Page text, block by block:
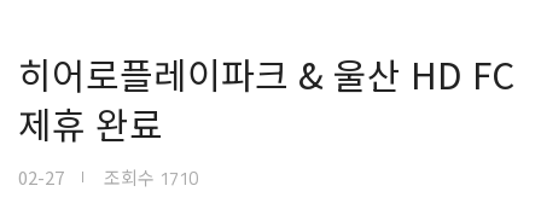
히어로플레이파크 & 울산 HD FC
제휴 완료
02-27 조회수 1710